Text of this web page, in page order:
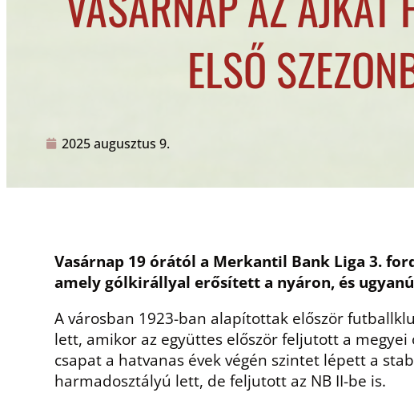
ELSŐ
2025 augusztus 9.
Vasárnap 19 órától a Merkantil Bank Liga 3.
amely gólkirállyal erősített a nyáron, és
A városban 1923-ban alapítottak először
lett, amikor az együttes először feljutott a megyei
csapat a hatvanas évek végén szintet lépett a
harmadosztályú lett, de feljutott az NB II-be is.